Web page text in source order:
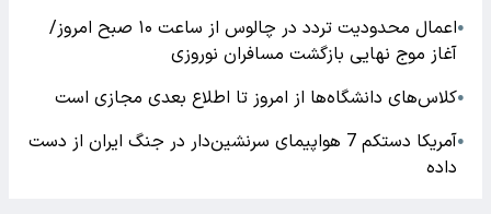
●
اعمال محدودیت تردد در چالوس از ساعت ۱۰ صبح امروز/
آغاز موج نهایی بازگشت مسافران نوروزی
●کلاس‌های دانشگاه‌ها از امروز تا اطلاع بعدی مجازی است
●
آمریکا دستکم 7 هواپیمای سرنشین‌دار در جنگ ایران از دست
داده